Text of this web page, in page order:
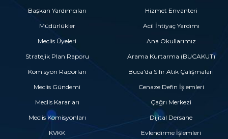
Başkan Yardımcıları
Müdürlükler
Meclis Üyeleri
Stratejik Plan Raporu
Komisyon Raporları
Meclis Gündemi
Meclis Kararları
Meclis Komisyonları
KVKK
Hizmet Envanteri
Acil İhtiyaç Yardımı
Ana Okullarımız
Arama Kurtarma (BUCAKUT)
Buca'da Sıfır Atık Çalışmaları
Cenaze Defin İşlemleri
Çağrı Merkezi
Dijital Dersane
Evlendirme İşlemleri